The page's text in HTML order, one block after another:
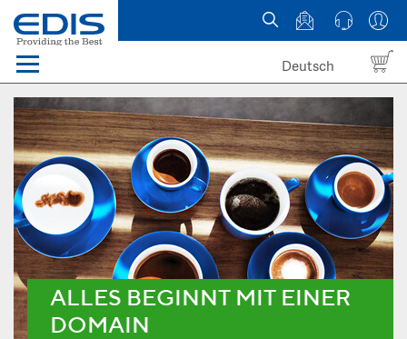
Menü
Domain names
Hosting
News
about EDIS
Deutsch
ALLES BEGINNT MIT EINER
DOMAIN